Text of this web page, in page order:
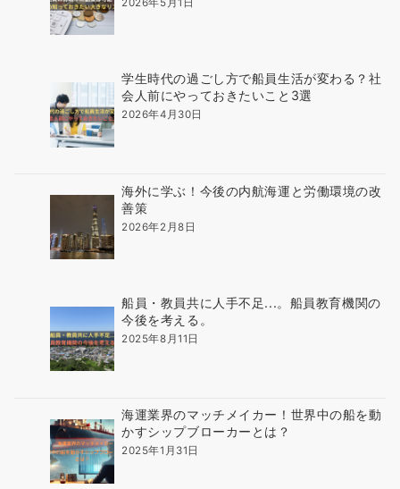
学生時代の過ごし方で船員生活が変わる？社
会人前にやっておきたいこと3選
2026年4月30日
海外に学ぶ！今後の内航海運と労働環境の改
善策
2026年2月8日
船員・教員共に人手不足...。船員教育機関の
今後を考える。
2025年8月11日
海運業界のマッチメイカー！世界中の船を動
かすシップブローカーとは？
2025年1月31日